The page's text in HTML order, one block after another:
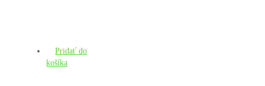
Pridať do
košíka